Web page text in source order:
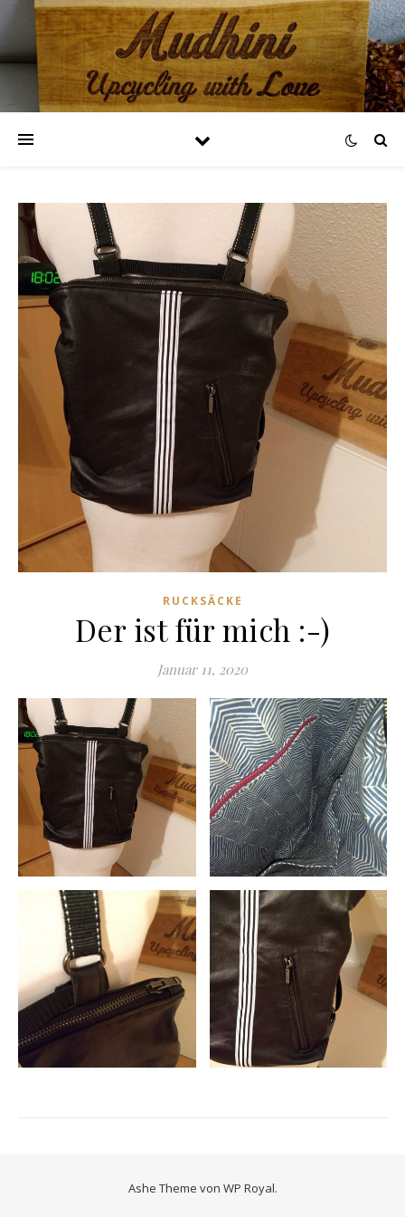
RUCKSÄCKE
Der ist für mich :-)
Januar 11, 2020
Ashe Theme von WP Royal.